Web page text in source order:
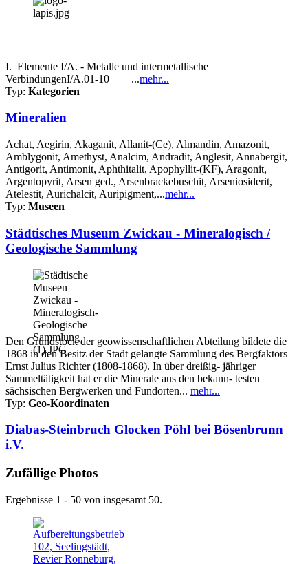
I. Elemente I/A. - Metalle und intermetallische
VerbindungenI/A.01-10 ...mehr...
Typ: Kategorien
Mineralien
Achat, Aegirin, Akaganit, Allanit-(Ce), Almandin, Amazonit,
Amblygonit, Amethyst, Analcim, Andradit, Anglesit, Annabergit,
Antigorit, Antimonit, Aphthitalit, Apophyllit-(KF), Aragonit,
Argentopyrit, Arsen ged., Arsenbrackebuschit, Arseniosiderit,
Atelestit, Aurichalcit, Auripigment,...mehr...
Typ: Museen
Städtisches Museum Zwickau - Mineralogisch /
Geologische Sammlung
Den Grundstock der geowissenschaftlichen Abteilung bildete die
1868 in den Besitz der Stadt gelangte Sammlung des Bergfaktors
Ernst Julius Richter (1808-1868). In über dreißig- jähriger
Sammeltätigkeit hat er die Minerale aus den bekann- testen
sächsischen Bergwerken und Fundorten... mehr...
Typ: Geo-Koordinaten
Diabas-Steinbruch Glocken Pöhl bei Bösenbrunn
i.V.
Zufällige Photos
Ergebnisse 1 - 50 von insgesamt 50.